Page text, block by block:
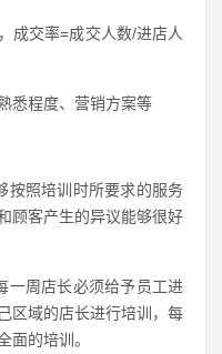
成交率=成交人数/进店人
悉程度、营销方案等
按照培训时所要求的服务
顾客产生的异议能够很好
一周店长必须给予员工进
区域的店长进行培训，每
面的培训。